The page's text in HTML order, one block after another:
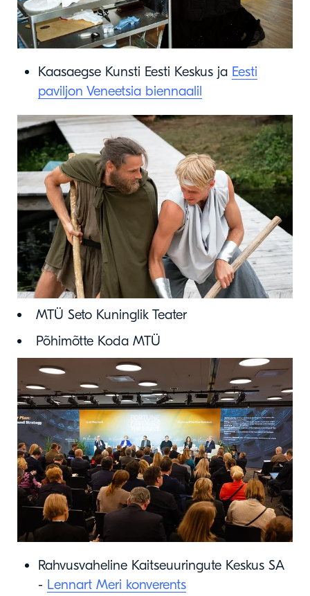
Kaasaegse Kunsti Eesti Keskus ja Eesti
paviljon Veneetsia biennaalil
MTÜ Seto Kuninglik Teater
Põhimõtte Koda MTÜ
Rahvusvaheline Kaitseuuringute Keskus SA
- Lennart Meri konverents